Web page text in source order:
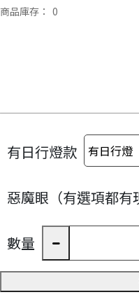
商品庫存： 0
有日行燈款
惡魔眼（有選項都有
數量